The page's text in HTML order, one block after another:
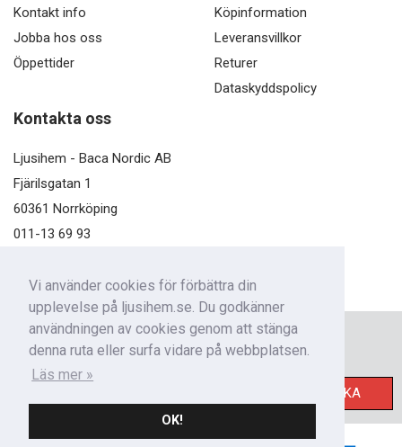
Vi använder cookies för förbättra din
upplevelse på ljusihem.se. Du godkänner
användningen av cookies genom att stänga
denna ruta eller surfa vidare på webbplatsen.
Läs mer »
OK!
Kontakt info
Jobba hos oss
Öppettider
Köpinformation
Leveransvillkor
Returer
Dataskyddspolicy
Kontakta oss
Ljusihem - Baca Nordic AB
Fjärilsgatan 1
60361 Norrköping
011-13 69 93
Nyhetsbrev
SKICKA